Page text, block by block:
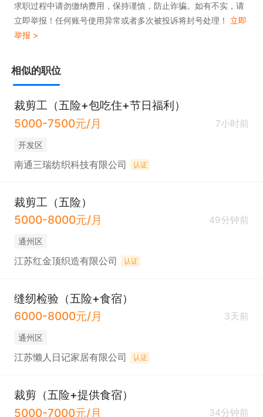
求职过程中请勿缴纳费用，保持谨慎，防止诈骗。如有不实，请
立即举报！任何账号使用异常或者多次被投诉将封号处理！ 立即
举报 >
相似的职位
裁剪工（五险+包吃住+节日福利）
5000-7500元/月
7小时前
开发区
南通三瑞纺织科技有限公司 认证
裁剪工（五险）
5000-8000元/月
49分钟前
通州区
江苏红金顶织造有限公司 认证
缝纫检验（五险+食宿）
6000-8000元/月
3天前
通州区
江苏懒人日记家居有限公司 认证
裁剪（五险+提供食宿）
5000-7000元/月
34分钟前